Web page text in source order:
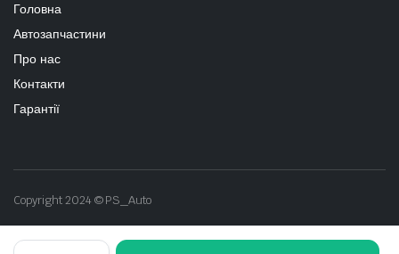
Головна
Автозапчастини
Про нас
Контакти
Гарантії
Copyright 2024 © PS_Auto